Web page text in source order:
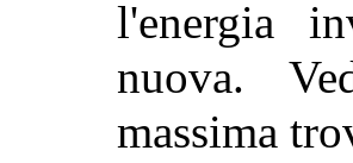
l'energia
nuova.
massima